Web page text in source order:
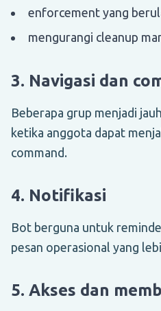
enforcement yang
mengurangi cleanup
3. Navigasi dan
Beberapa grup menjadi
ketika anggota dapat
command.
4. Notifikasi
Bot berguna untuk
pesan operasional yang
5. Akses dan